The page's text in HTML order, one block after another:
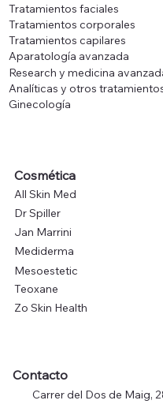
Tratamientos faciales
Tratamientos corporales
Tratamientos capilares
Aparatología avanzada
Research y medicina
Analíticas y otros
Ginecología
Cosmética
All Skin Med
Dr Spiller
Jan Marrini
Mediderma
Mesoestetic
Teoxane
Zo Skin Health
Contacto
Carrer del Dos de Maig,